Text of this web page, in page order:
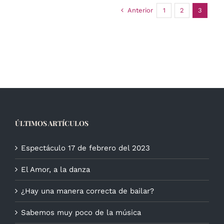
Anterior 1 2 3
ÚLTIMOS ARTÍCULOS
Espectáculo 17 de febrero del 2023
El Amor, a la danza
¿Hay una manera correcta de bailar?
Sabemos muy poco de la música